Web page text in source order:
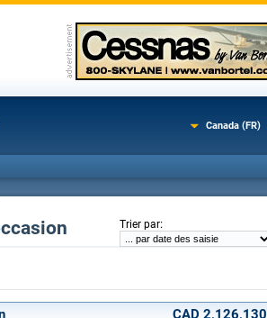
Canada (FR)
Trier par:
CAD 2,126,130